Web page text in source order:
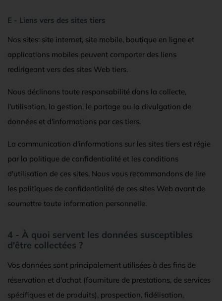
E - Liens vers des sites tiers
Nos sites: site internet, site mobile, boutique en ligne et
applications mobiles peuvent comporter des liens
redirigeant vers des sites Web tiers.
Nous déclinons toute responsabilité dans la collecte,
l'utilisation, la gestion, le partage ou la divulgation de
données et d'informations par ces tiers.
La communication d'informations sur les sites tiers est régie
par la politique de confidentialité et les conditions
d'utilisation de ces sites. Nous vous recommandons de lire
les politiques de confidentialité de ces sites Web avant de
soumettre toute information personnelle.
4 - À quoi servent les données susceptibles
d'être collectées ?
Vos données sont principalement utilisées à des fins de
réservation et d'achat (fourniture de prestations, de services
spécifiques et de produits), prospection, fidélisation,